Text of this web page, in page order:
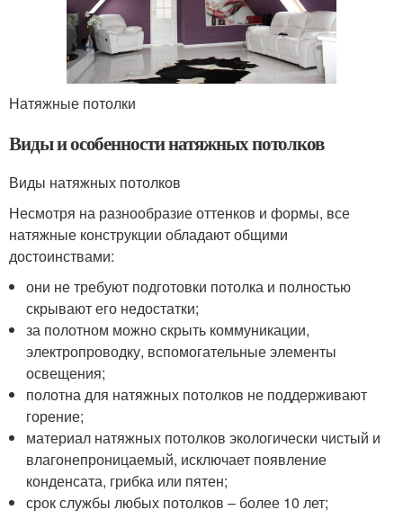
Натяжные потолки
Виды и особенности натяжных потолков
Виды натяжных потолков
Несмотря на разнообразие оттенков и формы, все
натяжные конструкции обладают общими
достоинствами:
они не требуют подготовки потолка и полностью
скрывают его недостатки;
за полотном можно скрыть коммуникации,
электропроводку, вспомогательные элементы
освещения;
полотна для натяжных потолков не поддерживают
горение;
материал натяжных потолков экологически чистый и
влагонепроницаемый, исключает появление
конденсата, грибка или пятен;
срок службы любых потолков – более 10 лет;